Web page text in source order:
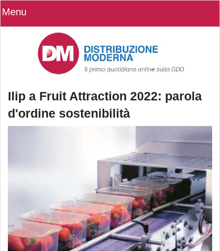
Menu
Ilip a Fruit Attraction 2022: parola
d'ordine sostenibilità